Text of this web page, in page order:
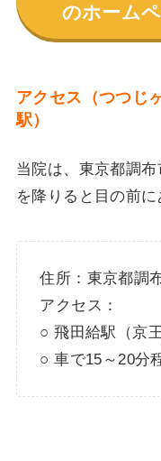
のホーム
アクセス（つつじ
駅）
当院は、東京都調
を降りると目の前に
住所：東京都調
アクセス：
○ 飛田給駅（京
○ 車で15～20分